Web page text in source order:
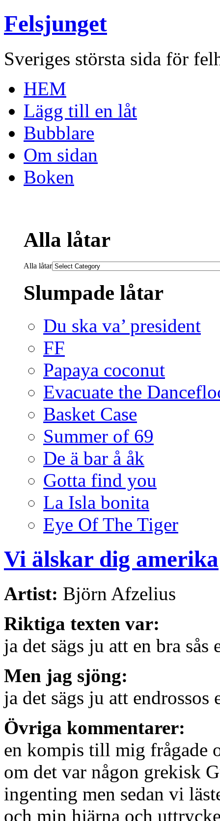
Felsjunget
Sveriges största sida för
HEM
Lägg till en låt
Bubblare
Om sidan
Boken
Alla låtar
Alla låtar
Slumpade låtar
Du ska va’ president
FF
Papaya coconut
Evacuate the
Basket Case
Summer of 69
De ä bar å åk
Gotta find you
La Isla bonita
Eye Of The Tiger
Vi älskar dig amerika
Artist: Björn Afzelius
Riktiga texten var:
ja det sägs ju att en bra sås
Men jag sjöng:
ja det sägs ju att endrossos
Övriga kommentarer:
en kompis till mig frågade
om det var någon grekisk
ingenting men sedan vi
och min hjärna och